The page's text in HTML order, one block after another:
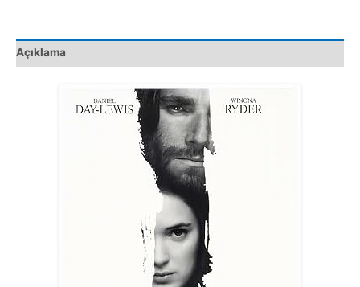
adet
Açıklama